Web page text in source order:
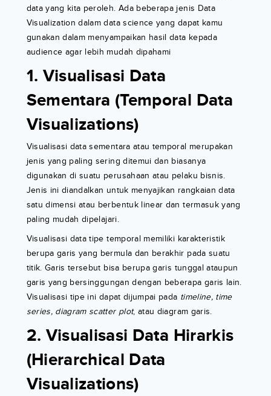
data yang kita peroleh. Ada beberapa jenis Data
Visualization dalam data science yang dapat kamu
gunakan dalam menyampaikan hasil data kepada
audience agar lebih mudah dipahami
1. Visualisasi Data
Sementara (Temporal Data
Visualizations)
Visualisasi data sementara atau temporal merupakan
jenis yang paling sering ditemui dan biasanya
digunakan di suatu perusahaan atau pelaku bisnis.
Jenis ini diandalkan untuk menyajikan rangkaian data
satu dimensi atau berbentuk linear dan termasuk yang
paling mudah dipelajari.
Visualisasi data tipe temporal memiliki karakteristik
berupa garis yang bermula dan berakhir pada suatu
titik. Garis tersebut bisa berupa garis tunggal ataupun
garis yang bersinggungan dengan beberapa garis lain.
Visualisasi tipe ini dapat dijumpai pada timeline, time
series, diagram scatter plot, atau diagram garis.
2. Visualisasi Data Hirarkis
(Hierarchical Data
Visualizations)